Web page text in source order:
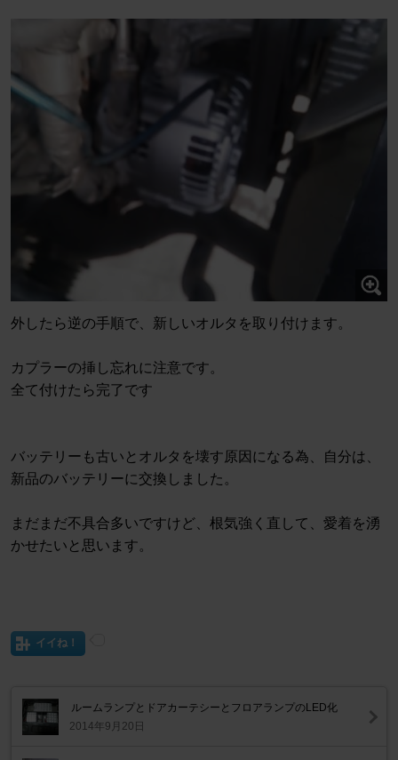
外したら逆の手順で、新しいオルタを取り付けます。
カプラーの挿し忘れに注意です。
全て付けたら完了です
バッテリーも古いとオルタを壊す原因になる為、自分は、
新品のバッテリーに交換しました。
まだまだ不具合多いですけど、根気強く直して、愛着を湧
かせたいと思います。
イイね！
ルームランプとドアカーテシーとフロアランプのLED化
2014年9月20日